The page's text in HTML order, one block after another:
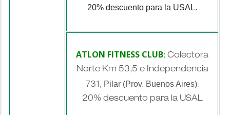
20% descuento para la USAL.
ATLON FITNESS CLUB: Colectora
Norte Km 53,5 e Independencia
731, Pilar (Prov. Buenos Aires).
20% descuento para la USAL